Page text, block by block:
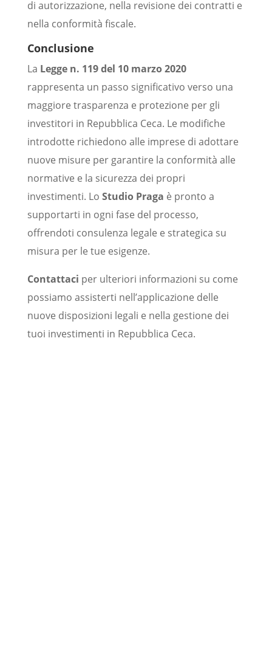
di autorizzazione, nella revisione dei contratti e
nella conformità fiscale.
Conclusione
La Legge n. 119 del 10 marzo 2020
rappresenta un passo significativo verso una
maggiore trasparenza e protezione per gli
investitori in Repubblica Ceca. Le modifiche
introdotte richiedono alle imprese di adottare
nuove misure per garantire la conformità alle
normative e la sicurezza dei propri
investimenti. Lo Studio Praga è pronto a
supportarti in ogni fase del processo,
offrendoti consulenza legale e strategica su
misura per le tue esigenze.
Contattaci per ulteriori informazioni su come
possiamo assisterti nell’applicazione delle
nuove disposizioni legali e nella gestione dei
tuoi investimenti in Repubblica Ceca.